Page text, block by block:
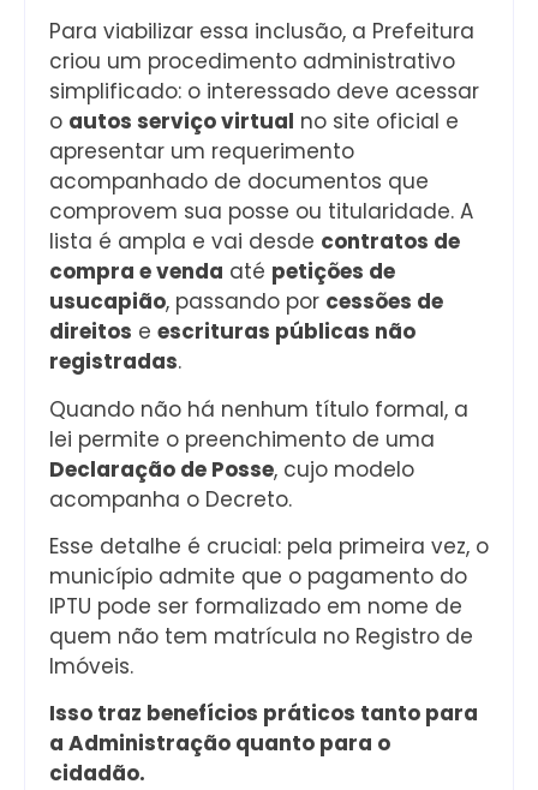
Para viabilizar essa inclusão, a Prefeitura
criou um procedimento administrativo
simplificado: o interessado deve acessar
o autos serviço virtual no site oficial e
apresentar um requerimento
acompanhado de documentos que
comprovem sua posse ou titularidade. A
lista é ampla e vai desde contratos de
compra e venda até petições de
usucapião, passando por cessões de
direitos e escrituras públicas não
registradas.
Quando não há nenhum título formal, a
lei permite o preenchimento de uma
Declaração de Posse, cujo modelo
acompanha o Decreto.
Esse detalhe é crucial: pela primeira vez, o
município admite que o pagamento do
IPTU pode ser formalizado em nome de
quem não tem matrícula no Registro de
Imóveis.
Isso traz benefícios práticos tanto para
a Administração quanto para o
cidadão.